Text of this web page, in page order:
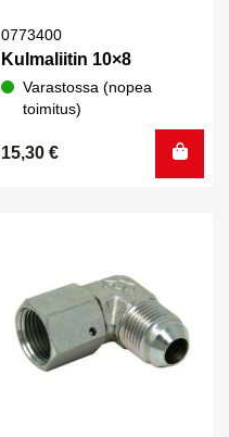
0773400
Kulmaliitin 10×8
Varastossa (nopea
toimitus)
15,30 €